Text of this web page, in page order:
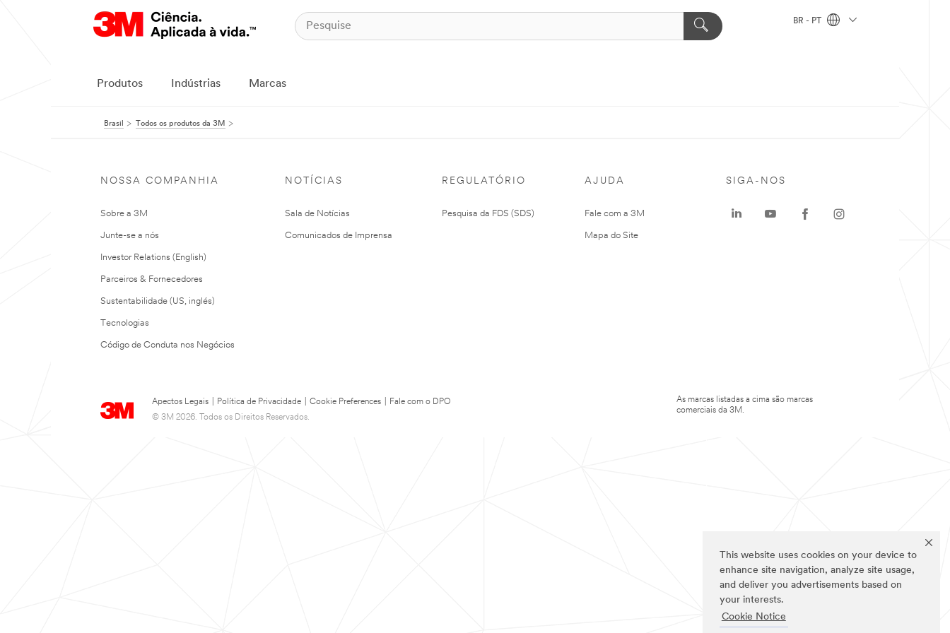
This website uses cookies on your device to
enhance site navigation, analyze site usage,
and deliver you advertisements based on
your interests.
Cookie Notice
BR - PT
Produtos Indústrias Marcas
Brasil Todos os produtos da 3M
NOSSA COMPANHIA
Sobre a 3M
Junte-se a nós
Investor Relations (English)
Parceiros & Fornecedores
Sustentabilidade (US, inglés)
Tecnologias
Código de Conduta nos Negócios
NOTÍCIAS
Sala de Notícias
Comunicados de Imprensa
REGULATÓRIO
Pesquisa da FDS (SDS)
AJUDA
Fale com a 3M
Mapa do Site
Apectos Legais Política de Privacidade Cookie Preferences
Fale com o DPO
© 3M 2026. Todos os Direitos Reservados.
SIGA-NOS
As marcas listadas a cima são marcas
comerciais da 3M.